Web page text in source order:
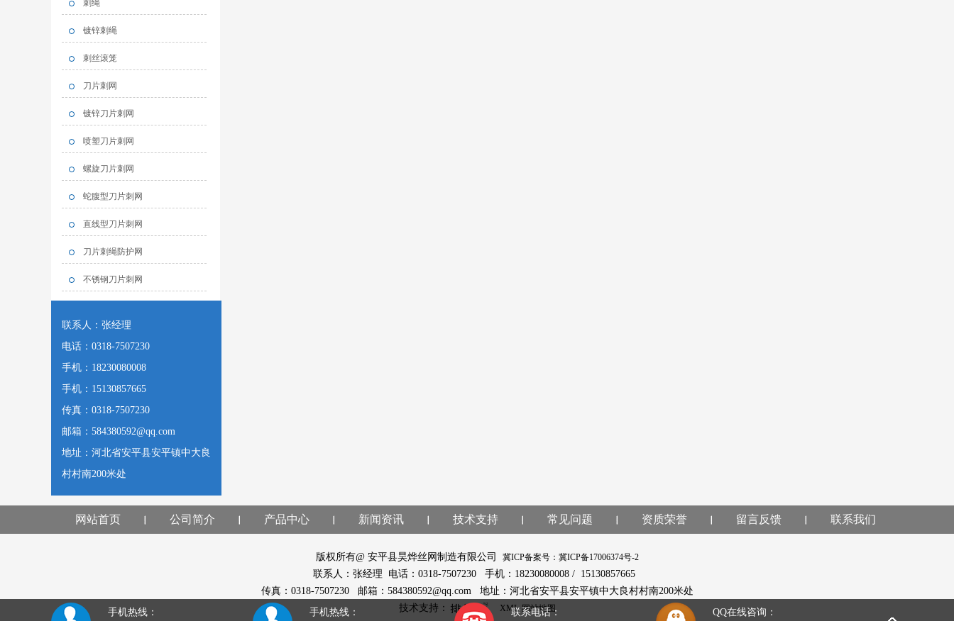
刺绳
镀锌刺绳
刺丝滚笼
刀片刺网
镀锌刀片刺网
喷塑刀片刺网
螺旋刀片刺网
蛇腹型刀片刺网
直线型刀片刺网
刀片刺绳防护网
不锈钢刀片刺网
联系人：张经理
电话：0318-7507230
手机：18230080008
手机：15130857665
传真：0318-7507230
邮箱：584380592@qq.com
地址：河北省安平县安平镇中大良
村村南200米处
网站首页 公司简介 产品中心 新闻资讯 技术支持 常见问题 资质荣誉 留言反馈 联系我们
版权所有@ 安平县昊烨丝网制造有限公司 冀ICP备案号：冀ICP备17006374号-2
联系人：张经理 电话：0318-7507230 手机：18230080008 / 15130857665
传真：0318-7507230 邮箱：584380592@qq.com 地址：河北省安平县安平镇中大良村村南200米处
技术支持：
XML 网站地图
手机热线： 手机热线： 联系电话： QQ在线咨询：